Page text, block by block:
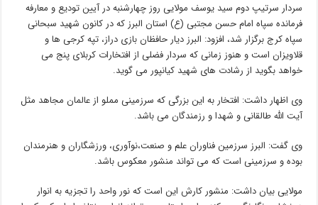
سردار سرتیپ دوم سید یوسف مولایی روز چهارشنبه در آیین تودیع و معارفه
فرمانده سپاه امام حسن مجتبی (ع) استان البرز که در کانون شهید سبحانی
سپاه کرج برگزار شد، افزود: البرز دیار حافظان بازی دراز، تپه کرجی ها و
قلاویزان است و هنوز زمانی که سردار فضلی از افتخارات کربلای پنج می
خواهد بگوید از رشادت های شهید کیانپور می گوید.
وی اظهار داشت: افتخار به این بزرگی که سرزمینی مملو از عالمان مجاهد مثل
آیت الله طالقانی و شهدا و رزمندگان می باشد.
وی گفت: البرز سرزمین فناوران علم و صنعت،‌نوآوری، ورزشگاران و هنرمندان
بوده و سرزمینی است که می تواند منشور معکوس باشد.
مولایی بیان داشت: منشور کارش این است که نور واحد را تجزیه به انوار